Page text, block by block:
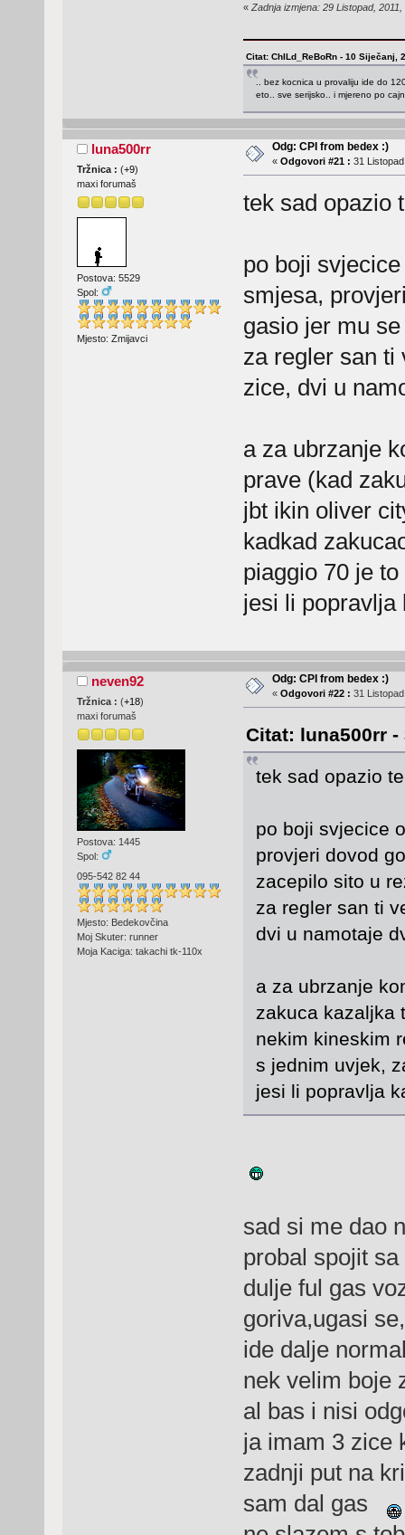
« Zadnja izmjena: 29 Listopad,
Citat: ChILd_ReBoRn - 10 Siječanj,
.. bez kocnica u provaliju ide do
eto.. sve serijsko.. i mjereno po
luna500rr
Tržnica : (+9)
maxi forumaš
Postova: 5529
Spol:
Mjesto: Zmijavci
Odg: CPI from bedex :)
« Odgovori #21 : 31
tek sad opazio
po boji
smjesa,
gasio jer mu
za regler san ti
zice, dvi u
a za ubrzanje
prave (kad
jbt ikin oliver
kadkad
piaggio 70 je
jesi li popravlja
neven92
Tržnica : (+18)
maxi forumaš
Postova: 1445
Spol:
095-542 82 44
Mjesto: Bedekovčina
Moj Skuter: runner
Moja Kaciga: takachi tk-110x
Odg: CPI from bedex :)
« Odgovori #22 : 31
Citat: luna500rr -
tek sad opazio
po boji svjecice
provjeri dovod
zacepilo sito u
za regler san ti
dvi u namotaje
a za ubrzanje
zakuca kazaljka
nekim kineskim
s jednim uvjek,
jesi li popravlja
sad si me dao
probal spojit
dulje ful gas
goriva,ugasi
ide dalje
nek velim boje
al bas i nisi
ja imam 3 zice
zadnji put na
sam dal gas